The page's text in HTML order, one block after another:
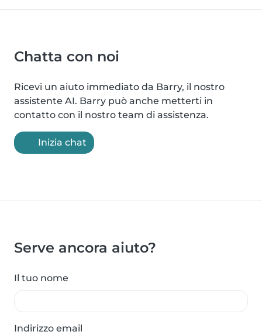
Chatta con noi
Ricevi un aiuto immediato da Barry, il nostro
assistente AI. Barry può anche metterti in
contatto con il nostro team di assistenza.
Inizia chat
Serve ancora aiuto?
Il tuo nome
Indirizzo email